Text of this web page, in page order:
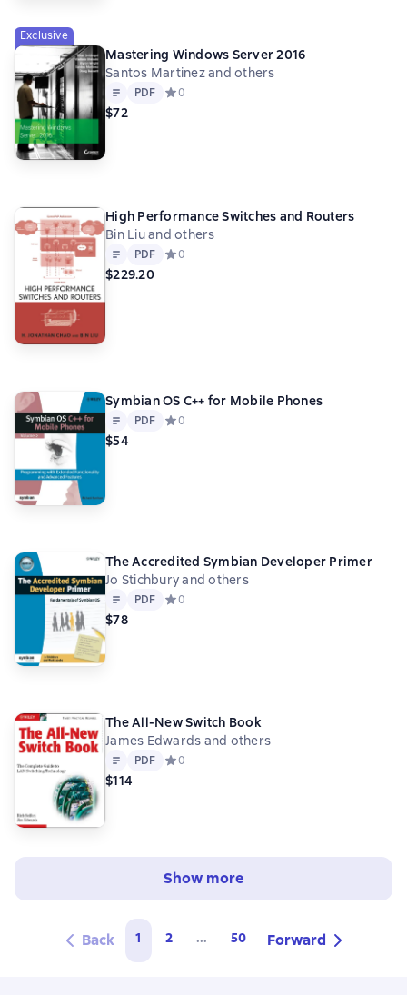
Exclusive
Mastering Windows Server 2016
Santos Martinez and others
Text PDF
PDF Средний рейтинг 0 на основе 0 оценок
0
$72
High Performance Switches and Routers
Bin Liu and others
Text PDF
PDF Средний рейтинг 0 на основе 0 оценок
0
$229.20
Symbian OS C++ for Mobile Phones
Text PDF
PDF Средний рейтинг 0 на основе 0 оценок
0
$54
The Accredited Symbian Developer Primer
Jo Stichbury and others
Text PDF
PDF Средний рейтинг 0 на основе 0 оценок
0
$78
The All-New Switch Book
James Edwards and others
Text PDF
PDF Средний рейтинг 0 на основе 0 оценок
0
$114
Show more
Back 1 2 ... 50 Forward